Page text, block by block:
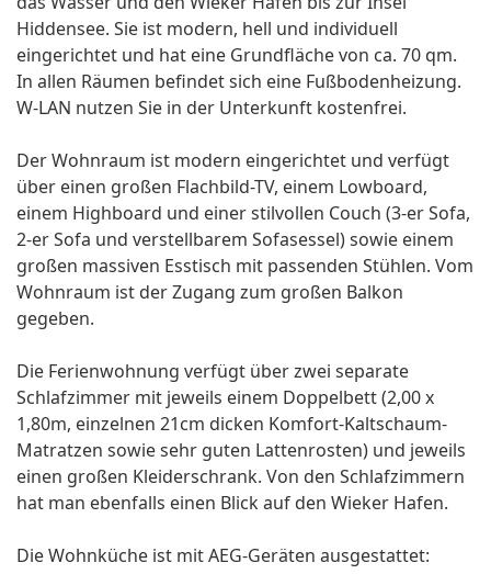
Hiddensee. Sie ist modern, hell und individuell
eingerichtet und hat eine Grundfläche von ca. 70 qm.
In allen Räumen befindet sich eine Fußbodenheizung.
W-LAN nutzen Sie in der Unterkunft kostenfrei.
Der Wohnraum ist modern eingerichtet und verfügt
über einen großen Flachbild-TV, einem Lowboard,
einem Highboard und einer stilvollen Couch (3-er Sofa,
2-er Sofa und verstellbarem Sofasessel) sowie einem
großen massiven Esstisch mit passenden Stühlen. Vom
Wohnraum ist der Zugang zum großen Balkon
gegeben.
Die Ferienwohnung verfügt über zwei separate
Schlafzimmer mit jeweils einem Doppelbett (2,00 x
1,80m, einzelnen 21cm dicken Komfort-Kaltschaum-
Matratzen sowie sehr guten Lattenrosten) und jeweils
einen großen Kleiderschrank. Von den Schlafzimmern
hat man ebenfalls einen Blick auf den Wieker Hafen.
Die Wohnküche ist mit AEG-Geräten ausgestattet: